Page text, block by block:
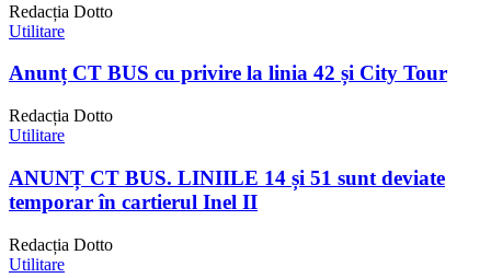
Redacția Dotto
Utilitare
Anunț CT BUS cu privire la linia 42 și City Tour
Redacția Dotto
Utilitare
ANUNȚ CT BUS. LINIILE 14 și 51 sunt deviate
temporar în cartierul Inel II
Redacția Dotto
Utilitare